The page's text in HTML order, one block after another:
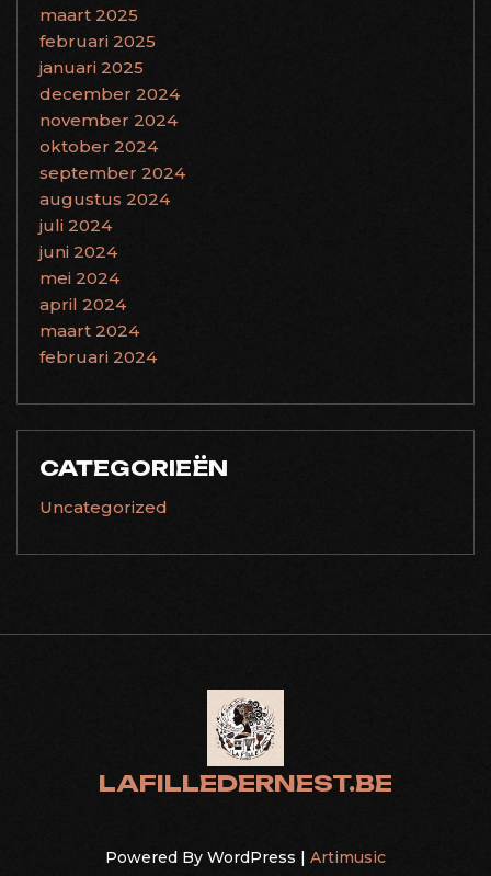
maart 2025
februari 2025
januari 2025
december 2024
november 2024
oktober 2024
september 2024
augustus 2024
juli 2024
juni 2024
mei 2024
april 2024
maart 2024
februari 2024
CATEGORIEËN
Uncategorized
LAFILLEDERNEST.BE
Powered By WordPress | Artimusic